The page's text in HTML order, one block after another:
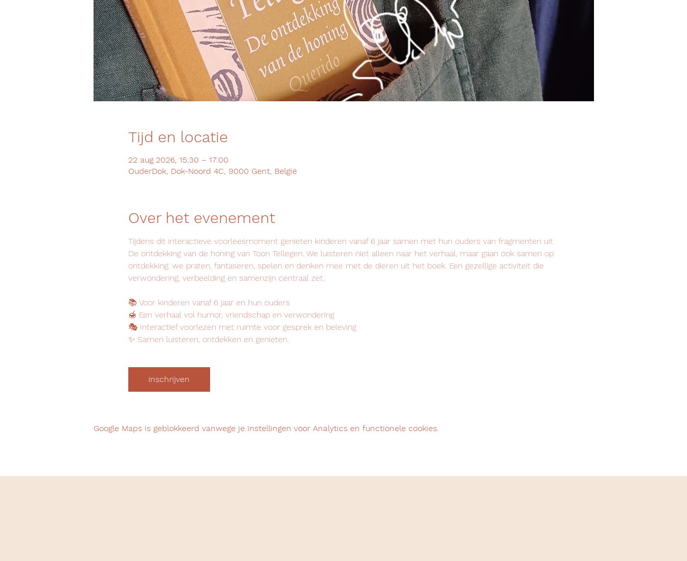
Tijd en locatie
22 aug 2026, 15:30 – 17:00
OuderDok, Dok-Noord 4C, 9000 Gent, België
Over het evenement
Tijdens dit interactieve voorleesmoment genieten kinderen vanaf 6 jaar samen met hun ouders van fragmenten uit
De ontdekking van de honing van Toon Tellegen. We luisteren niet alleen naar het verhaal, maar gaan ook samen op
ontdekking: we praten, fantaseren, spelen en denken mee met de dieren uit het boek. Een gezellige activiteit die
verwondering, verbeelding en samenzijn centraal zet.
📚 Voor kinderen vanaf 6 jaar en hun ouders
🍯 Een verhaal vol humor, vriendschap en verwondering
🎭 Interactief voorlezen met ruimte voor gesprek en beleving
✨ Samen luisteren, ontdekken en genieten.
Inschrijven
Google Maps is geblokkeerd vanwege je instellingen voor Analytics en functionele cookies.